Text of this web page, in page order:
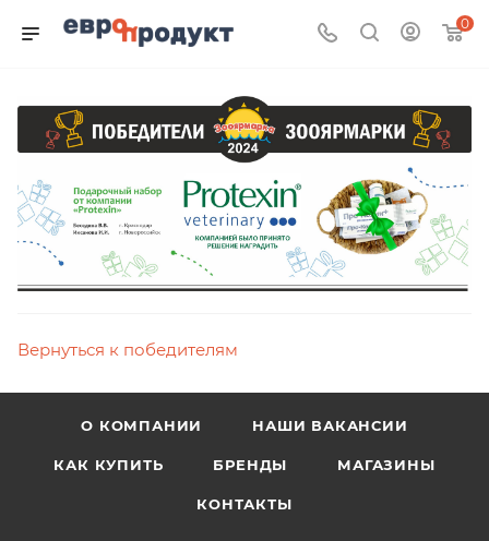
0
Вернуться к победителям
О КОМПАНИИ НАШИ ВАКАНСИИ
КАК КУПИТЬ БРЕНДЫ МАГАЗИНЫ
КОНТАКТЫ